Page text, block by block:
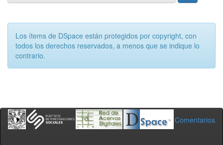
Los ítems de DSpace están protegidos por copyright, con
todos los derechos reservados, a menos que se indique lo
contrario.
Comentarios